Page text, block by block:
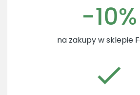
-10%
na zakupy w sklepie